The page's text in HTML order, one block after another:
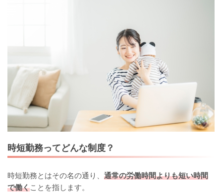
時短勤務ってどんな制度？
時短勤務とはその名の通り、 通常の労働時間よりも短い時間
で働くことを指します。